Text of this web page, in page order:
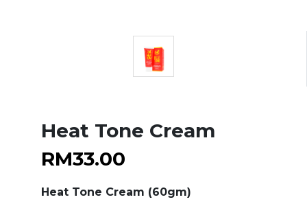
Heat Tone Cream
RM33.00
Heat Tone Cream (60gm)